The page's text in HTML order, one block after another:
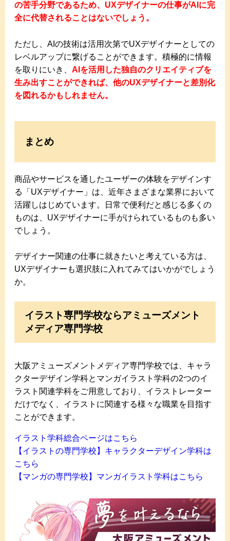
の苦手分野であるため、UXデザイナーの仕事がAIに完
全に代替されることはないでしょう。
ただし、AIの技術は活用次第でUXデザイナーとしての
レベルアップに繋げることができます。積極的に情報
を取りにいき、 AIを活用した独自のクリエイティブを
生み出すことができれば、他のUXデザイナーと差別化
を図れるかもしれません。
まとめ
商品やサービスを通したユーザーの体験をデザインす
る「UXデザイナー」は、近年さまざまな業界において
活躍しはじめています。日常で便利だと感じる多くの
ものは、UXデザイナーに手がけられているものも多い
でしょう。
デザイナー関連の仕事に就きたいと考えている方は、
UXデザイナーも選択肢に入れてみてはいかがでしょう
か。
イラスト専門学校ならアミューズメント
メディア専門学校
大阪アミューズメントメディア専門学校では、キャラ
クターデザイン学科とマンガイラスト学科の2つのイ
ラスト関連学科をご用意しており、イラストレーター
だけでなく、イラストに関連する様々な職業を目指す
ことができます。
イラスト学科総合ページはこちら
【イラストの専門学校】キャラクターデザイン学科は
こちら
​【マンガの専門学校】マンガイラスト学科はこちら​